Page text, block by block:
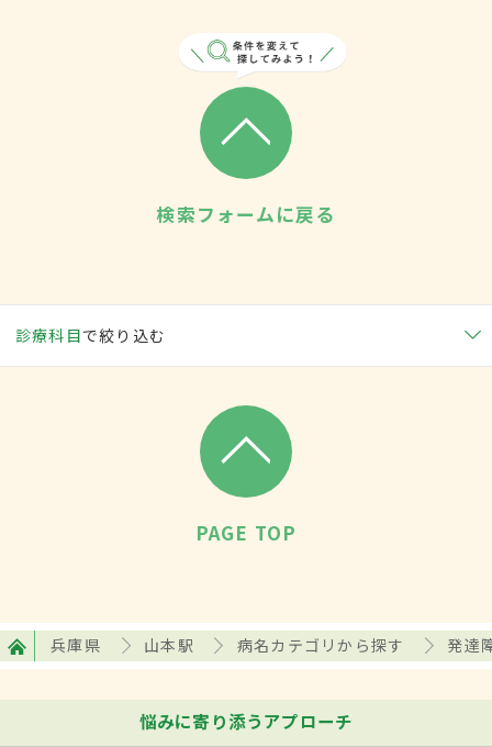
検索フォームに戻る
診療科目で絞り込む
PAGE TOP
兵庫県 山本駅 病名カテゴリから探す 発達
悩みに寄り添うアプローチ